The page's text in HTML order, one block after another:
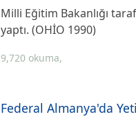
Milli Eğitim Bakanlığı
yaptı. (OHİO 1990)
9,720 okuma,
Federal Almanya'da